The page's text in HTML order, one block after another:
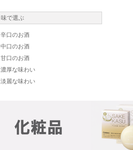
味で選ぶ
辛口のお酒
中口のお酒
甘口のお酒
濃厚な味わい
淡麗な味わい